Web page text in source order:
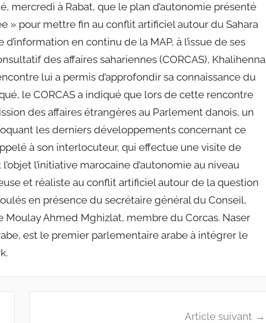
mercredi à Rabat, que le plan d’autonomie présenté
» pour mettre fin au conflit artificiel autour du Sahara
en continu de la MAP, à l’issue de ses
des affaires sahariennes (CORCAS), Khalihenna
lui a permis d’approfondir sa connaissance du
le CORCAS a indiqué que lors de cette rencontre
des affaires étrangères au Parlement danois, un
les derniers développements concernant ce
à son interlocuteur, qui effectue une visite de
l’initiative marocaine d’autonomie au niveau
et réaliste au conflit artificiel autour de la question
en présence du secrétaire général du Conseil,
Ahmed Mghizlat, membre du Corcas. Naser
est le premier parlementaire arabe à intégrer le
Article suivant